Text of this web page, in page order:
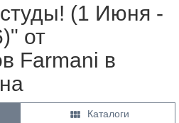
(1 Июня -
от
Farmani в
 Каталоги